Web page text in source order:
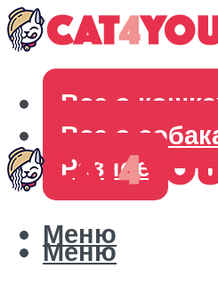
Все о
Все о
Разное
Меню
Меню